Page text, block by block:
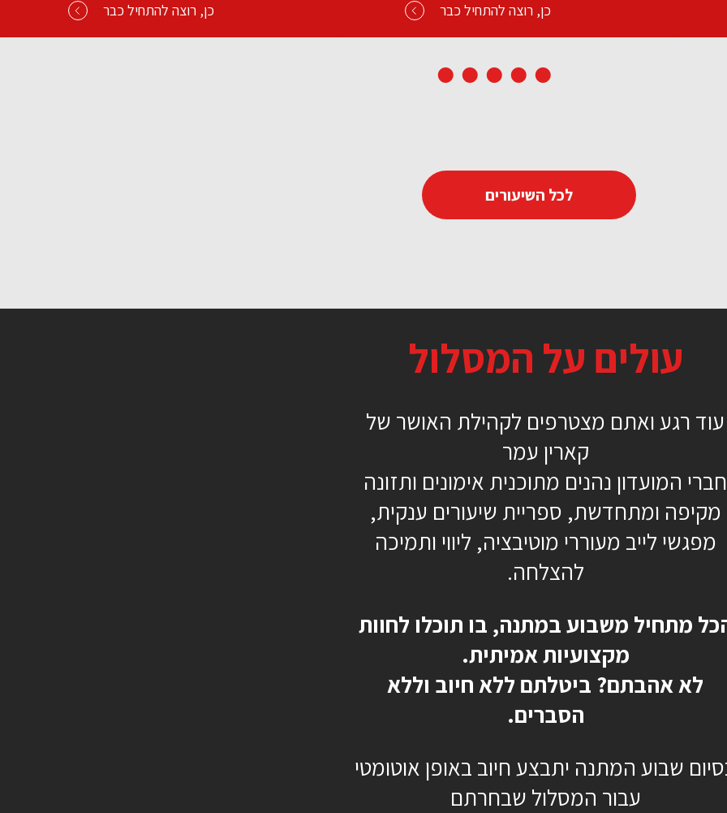
כן, רוצה להתחיל כבר
אימון משקולות במיקוד רגליים
46 דקות
מזרן, משקולות
מיטל גבאי
כן, רוצה להתחיל כבר
כן, רוצה להתחיל כבר
לדבר לקיר פילאטיס ומתיחות
לכל השיעורים
עולים על המסלול
עוד רגע ואתם מצטרפים לקהילת האושר של
קארין עמר
חברי המועדון נהנים מתוכנית אימונים ותזונה
מקיפה ומתחדשת, ספריית שיעורים ענקית,
מפגשי לייב מעוררי מוטיבציה, ליווי ותמיכה
להצלחה.
מתחיל משבוע במתנה, בו תוכלו לחוות
מקצועיות אמיתית.
לא אהבתם? ביטלתם ללא חיוב וללא
הסברים.
שבוע המתנה יתבצע חיוב באופן אוטומטי
עבור המסלול שבחרתם